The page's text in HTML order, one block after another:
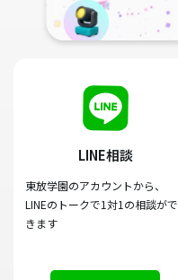
LINE相談
東放学園のアカウントから、
LINEのトークで1対1の相談がで
きます